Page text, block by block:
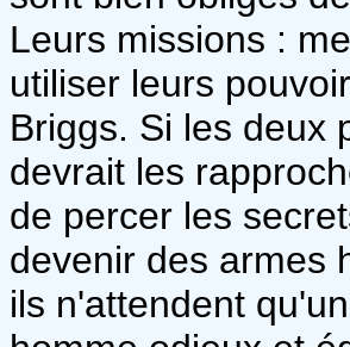
Leurs missions :
utiliser leurs
Briggs. Si les deux
devrait les
de percer les
devenir des armes
ils n'attendent